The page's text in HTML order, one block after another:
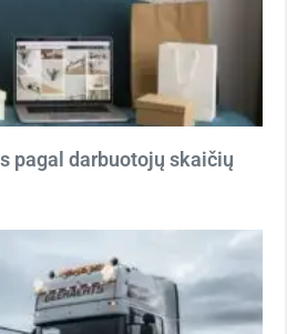
pagal darbuotojų skaičių